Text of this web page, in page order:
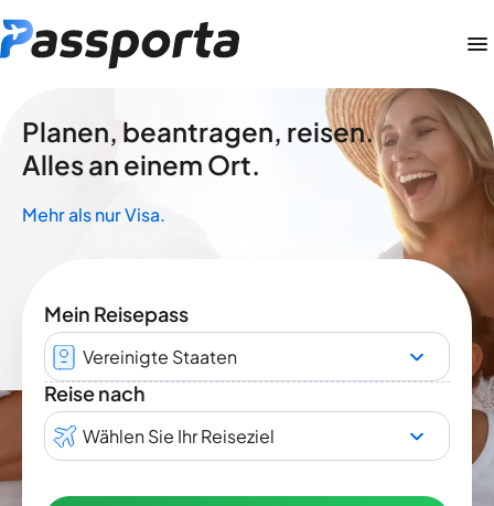
Planen, beantragen, reisen.
Alles an einem Ort.
Mehr als nur Visa.
Mein Reisepass
Vereinigte Staaten
Reise nach
Wählen Sie Ihr Reiseziel